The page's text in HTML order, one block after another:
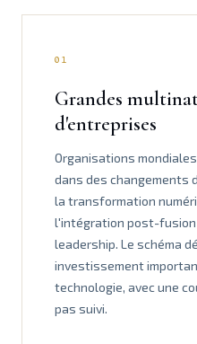
01
Grandes
d'entreprises
Organisations
dans des changements
la transformation
l'intégration post-
leadership. Le schéma
investissement
technologie, avec une
pas suivi.